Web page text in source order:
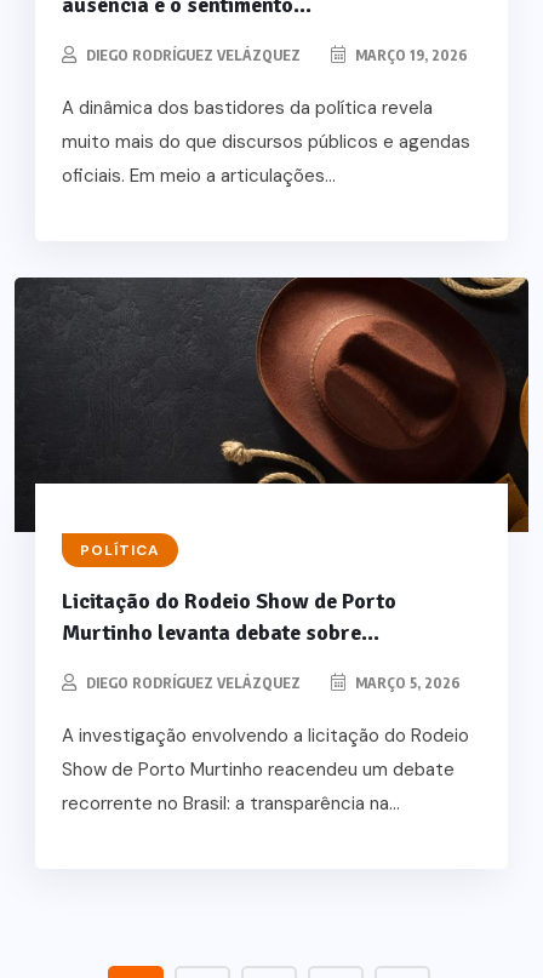
DIEGO RODRÍGUEZ VELÁZQUEZ MARÇO 19, 2026
A dinâmica dos bastidores da política revela
muito mais do que discursos públicos e agendas
oficiais. Em meio a articulações...
POLÍTICA
Licitação do Rodeio Show de Porto
Murtinho levanta debate sobre...
DIEGO RODRÍGUEZ VELÁZQUEZ MARÇO 5, 2026
A investigação envolvendo a licitação do Rodeio
Show de Porto Murtinho reacendeu um debate
recorrente no Brasil: a transparência na...